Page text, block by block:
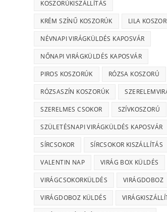
KOSZORÚKISZÁLLÍTÁS
KRÉM SZÍNŰ KOSZORÚK LILA
NÉVNAPI VIRÁGKÜLDÉS KAPOSVÁR
NŐNAPI VIRÁGKÜLDÉS KAPOSVÁR
PIROS KOSZORÚK RÓZSA KOSZORÚ
RÓZSASZÍN KOSZORÚK
SZERELMES CSOKOR SZÍVKOSZORÚ
SZÜLETÉSNAPI VIRÁGKÜLDÉS KAPOSVÁR
SÍRCSOKOR SÍRCSOKOR KISZÁLLÍTÁS
VALENTIN NAP VIRÁG BOX KÜLDÉS
VIRÁGCSOKORKÜLDÉS VIRÁGDOBOZ
VIRÁGDOBOZ KÜLDÉS